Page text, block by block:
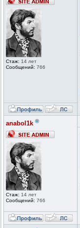
Стаж: 14 лет
Сообщений: 766
anabol1k ®
Стаж: 14 лет
Сообщений: 766